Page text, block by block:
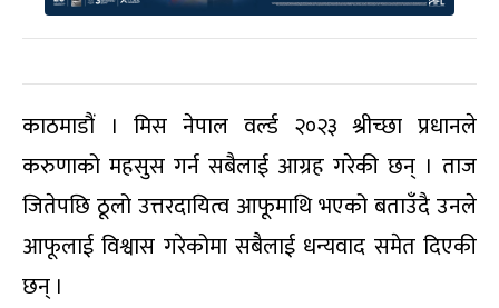
काठमाडौं । मिस नेपाल वर्ल्ड २०२३ श्रीच्छा प्रधानले
करुणाको महसुस गर्न सबैलाई आग्रह गरेकी छन् । ताज
जितेपछि ठूलो उत्तरदायित्व आफूमाथि भएको बताउँदै उनले
आफूलाई विश्वास गरेकोमा सबैलाई धन्यवाद समेत दिएकी
छन् ।